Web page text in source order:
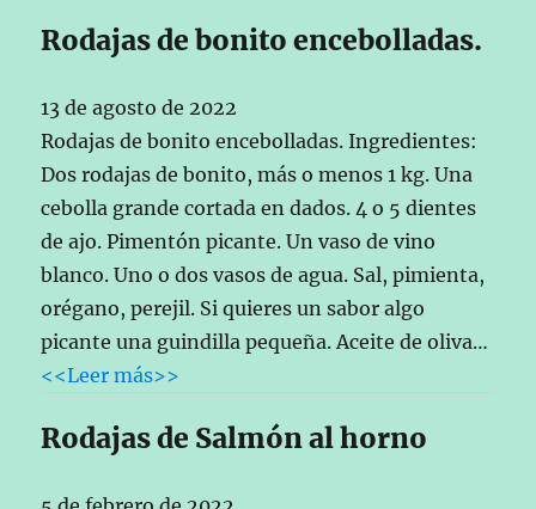
Rodajas de bonito encebolladas.
13 de agosto de 2022
Rodajas de bonito encebolladas. Ingredientes:
Dos rodajas de bonito, más o menos 1 kg. Una
cebolla grande cortada en dados. 4 o 5 dientes
de ajo. Pimentón picante. Un vaso de vino
blanco. Uno o dos vasos de agua. Sal, pimienta,
orégano, perejil. Si quieres un sabor algo
picante una guindilla pequeña. Aceite de oliva…
<<Leer más>>
Rodajas de Salmón al horno